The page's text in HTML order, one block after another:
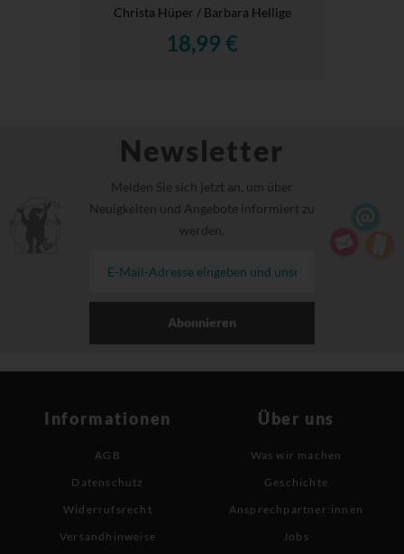
Christa Hüper / Barbara Hellige
18,99 €
Newsletter
Melden Sie sich jetzt an, um über
Neuigkeiten und Angebote informiert zu
werden.
Abonnieren
Informationen
AGB
Datenschutz
Widerrufsrecht
Versandhinweise
Über uns
Was wir machen
Geschichte
Ansprechpartner:innen
Jobs